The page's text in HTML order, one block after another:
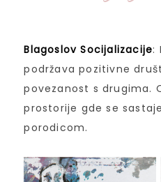
Blagoslov Socijalizacije:
podržava pozitivne
povezanost s drugima.
prostorije gde se
porodicom.